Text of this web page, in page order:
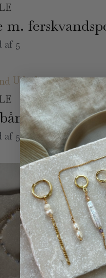
af 5
Udsolgt
af 5